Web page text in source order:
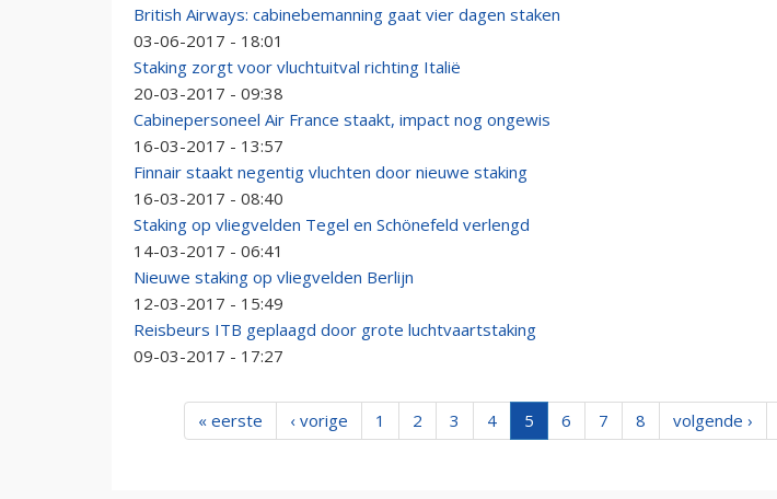
British Airways: cabinebemanning gaat vier dagen staken
03-06-2017 - 18:01
Staking zorgt voor vluchtuitval richting Italië
20-03-2017 - 09:38
Cabinepersoneel Air France staakt, impact nog ongewis
16-03-2017 - 13:57
Finnair staakt negentig vluchten door nieuwe staking
16-03-2017 - 08:40
Staking op vliegvelden Tegel en Schönefeld verlengd
14-03-2017 - 06:41
Nieuwe staking op vliegvelden Berlijn
12-03-2017 - 15:49
Reisbeurs ITB geplaagd door grote luchtvaartstaking
09-03-2017 - 17:27
« eerste ‹ vorige 1 2 3 4 5 6 7 8 volgende ›